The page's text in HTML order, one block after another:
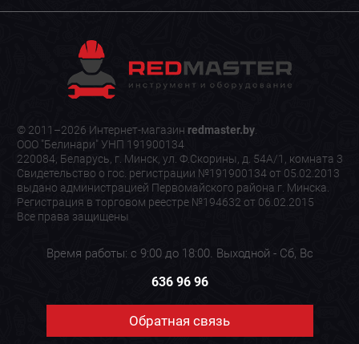
© 2011–2026 Интернет-магазин redmaster.by.
ООО "Белинари" УНП 191900134
220084, Беларусь, г. Минск, ул. Ф.Скорины, д. 54А/1, комната 3
Свидетельство о гос. регистрации №191900134 от 05.02.2013
выдано администрацией Первомайского района г. Минска.
Регистрация в торговом реестре №194632 от 06.02.2015
Все права защищены
Время работы: с 9:00 до 18:00. Выходной - Сб, Вс
636 96 96
Обратная связь